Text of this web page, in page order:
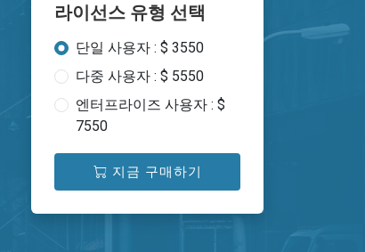
라이선스 유형 선택
단일 사용자 : $ 3550
다중 사용자 : $ 5550
엔터프라이즈 사용자 : $
7550
지금 구매하기